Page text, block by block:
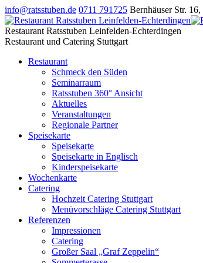
info@ratsstuben.de 0711 791725 Bernhäuser Str. 16,
Restaurant Ratsstuben Leinfelden-Echterdingen
Restaurant und Catering Stuttgart
Restaurant
Schmeck den Süden
Seminarraum
Ratsstuben 360° Ansicht
Aktuelles
Veranstaltungen
Regionale Partner
Speisekarte
Speisekarte
Speisekarte in Englisch
Kinderspeisekarte
Wochenkarte
Catering
Hochzeit Catering Stuttgart
Menüvorschläge Catering Stuttgart
Referenzen
Impressionen
Catering
Großer Saal „Graf Zeppelin“